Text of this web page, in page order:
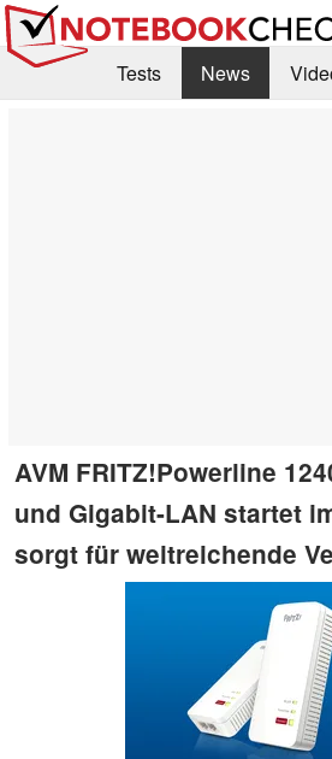
Tests News
AVM FRITZ!Powerline
und Gigabit-LAN startet
sorgt für weitreichende